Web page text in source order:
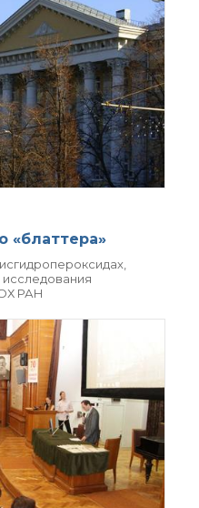
«блаттера»
РАН